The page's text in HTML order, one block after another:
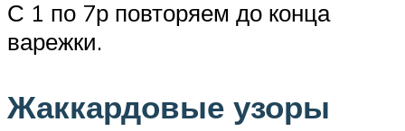
С 1 по 7р повторяем до конца
варежки.
Жаккардовые узоры